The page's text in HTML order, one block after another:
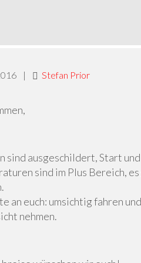
| Stefan Prior
sind ausgeschildert, Start
sind im Plus Bereich,
an euch: umsichtig fahren
nehmen.